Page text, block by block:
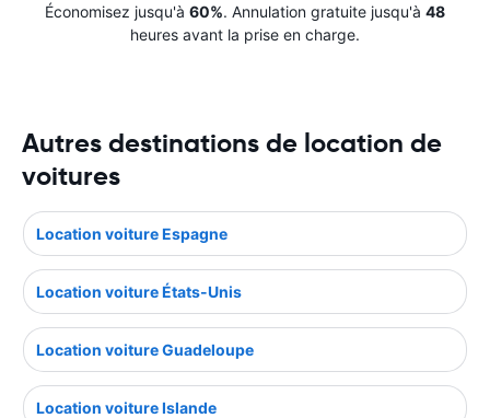
Économisez jusqu'à 60%. Annulation gratuite jusqu'à 48
heures avant la prise en charge.
Autres destinations de location de
voitures
Location voiture Espagne
Location voiture États-Unis
Location voiture Guadeloupe
Location voiture Islande